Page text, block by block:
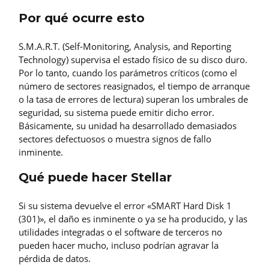
Por qué ocurre esto
S.M.A.R.T. (Self-Monitoring, Analysis, and Reporting
Technology) supervisa el estado físico de su disco duro.
Por lo tanto, cuando los parámetros críticos (como el
número de sectores reasignados, el tiempo de arranque
o la tasa de errores de lectura) superan los umbrales de
seguridad, su sistema puede emitir dicho error.
Básicamente, su unidad ha desarrollado demasiados
sectores defectuosos o muestra signos de fallo
inminente.
Qué puede hacer Stellar
Si su sistema devuelve el error «SMART Hard Disk 1
(301)», el daño es inminente o ya se ha producido, y las
utilidades integradas o el software de terceros no
pueden hacer mucho, incluso podrían agravar la
pérdida de datos.